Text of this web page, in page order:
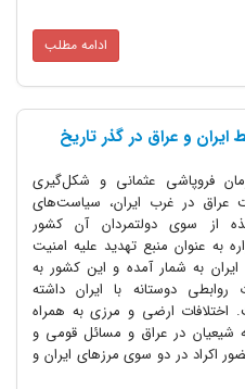
ادامه مطلب
ایران و عراق در گذر تاریخ‌
فروپاشی عثمانی و شکل‌گیری
عراق در غرب ایران، سیاست‌های
از سوی دولتمردان آن کشور
به عنوان منبع تهدید علیه امنیت
به شمار آمده و این کشور به
دوستانه با ایران داشته
ارضی و مرزی به همراه
در عراق و مسائل قومی و
اکراد در دو سوی مرزهای ایران و